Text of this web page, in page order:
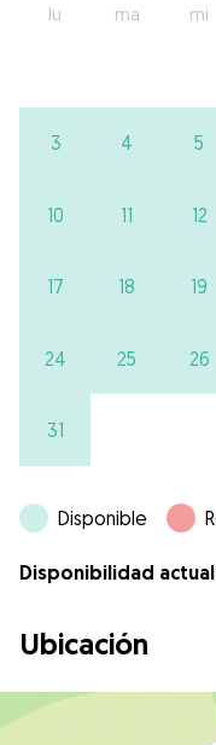
lu ma mi
3 4 5
10 11 12
17 18 19
24 25 26
31
Disponible
Disponibilidad
Ubicación